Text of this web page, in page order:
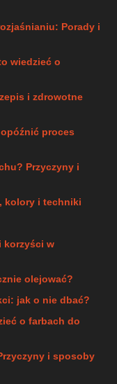
Porady i
wiedzieć o
i zdrowotne
proces
Przyczyny i
kolory i techniki
korzyści w
olejować?
jak o nie dbać?
o farbach do
i sposoby